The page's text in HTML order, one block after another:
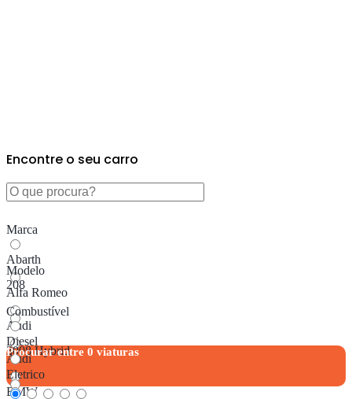
Encontre o seu carro
Marca
Abarth
Alfa Romeo
Audi
Audi
BMW
Modelo
208
3008 Hybrid
Combustível
Diesel
Eletrico
Procurar entre 0 viaturas